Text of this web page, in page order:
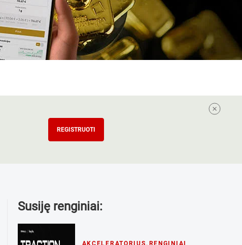
REGISTRUOTI
Susiję renginiai:
AKCELERATORIUS , RENGINIAI